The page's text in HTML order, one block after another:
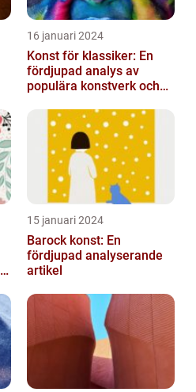
16 januari 2024
Konst för klassiker: En
fördjupad analys av
populära konstverk och
15 januari 2024
Barock konst: En
fördjupad analyserande
artikel